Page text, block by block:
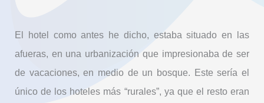
El hotel como antes he dicho, estaba situado en las
afueras, en una urbanización que impresionaba de ser
de vacaciones, en medio de un bosque. Este sería el
único de los hoteles más “rurales”, ya que el resto eran